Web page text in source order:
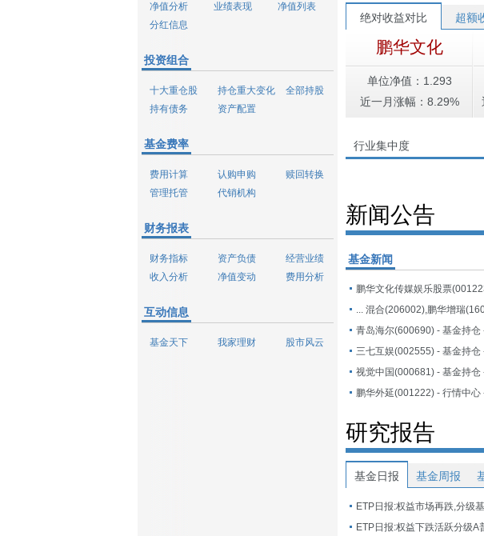
净值分析 业绩表现
净值列表
分红信息
投资组合
十大重仓股 持仓重大变化
全部持股
持有债务
资产配置
基金费率
费用计算 认购申购
赎回转换
管理托管
代销机构
财务报表
财务指标 资产负债
经营业绩
收入分析
净值变动 费用分析
互动信息
基金天下 我家理财 股市风云
绝对收益对比 超额
鹏华文化
单位净值：1.293
近一月涨幅：8.29%
行业集中度
新闻公告
基金新闻
鹏华外延(001222) - 行情中心
研究报告
基金日报 基金周报
ETP日报:权益市场再跌,分级